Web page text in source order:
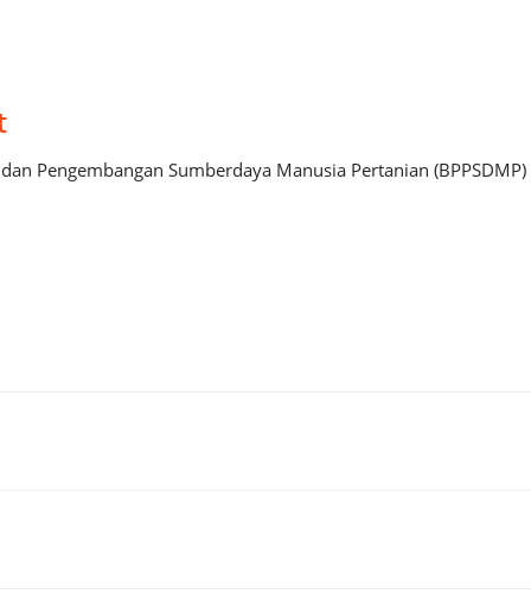
Pengembangan Sumberdaya Manusia Pertanian (BPPSDMP)